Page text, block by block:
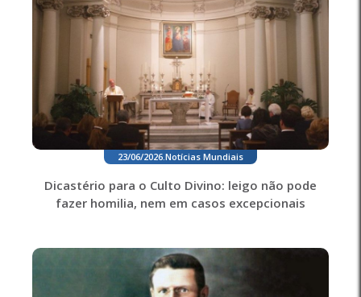
23/06/2026 Notícias Mundiais
Dicastério para o Culto Divino: leigo não pode
fazer homilia, nem em casos excepcionais